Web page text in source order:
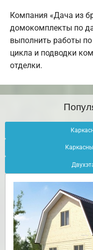
Компания «Дача из
домокомплекты по
выполнить работы по
цикла и подводки
отделки.